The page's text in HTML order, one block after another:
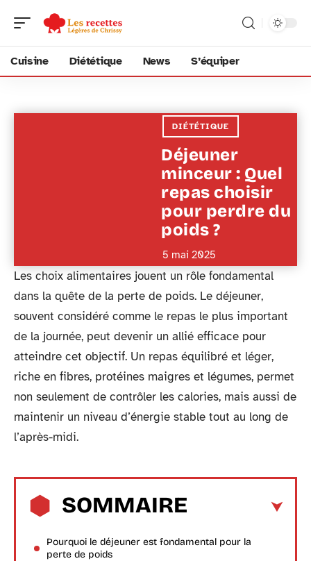
Cuisine Diététique News S’équiper
DIÉTÉTIQUE
Déjeuner
minceur : Quel
repas choisir
pour perdre du
poids ?
5 mai 2025
Les choix alimentaires jouent un rôle fondamental
dans la quête de la perte de poids. Le déjeuner,
souvent considéré comme le repas le plus important
de la journée, peut devenir un allié efficace pour
atteindre cet objectif. Un repas équilibré et léger,
riche en fibres, protéines maigres et légumes, permet
non seulement de contrôler les calories, mais aussi de
maintenir un niveau d’énergie stable tout au long de
l’après-midi.
SOMMAIRE
Pourquoi le déjeuner est fondamental pour la
perte de poids